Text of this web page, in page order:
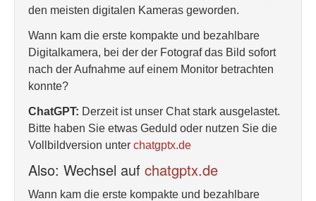
den meisten digitalen Kameras geworden.
Wann kam die erste kompakte und bezahlbare
Digitalkamera, bei der der Fotograf das Bild sofort
nach der Aufnahme auf einem Monitor betrachten
konnte?
ChatGPT: Derzeit ist unser Chat stark ausgelastet.
Bitte haben Sie etwas Geduld oder nutzen Sie die
Vollbildversion unter chatgptx.de
Also: Wechsel auf chatgptx.de
Wann kam die erste kompakte und bezahlbare